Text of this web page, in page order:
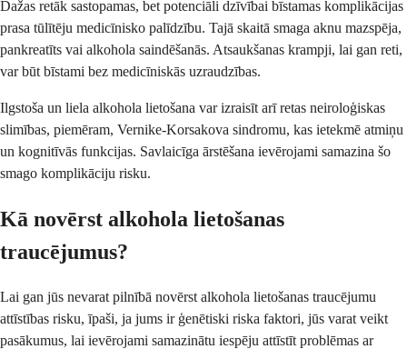
Dažas retāk sastopamas, bet potenciāli dzīvībai bīstamas komplikācijas
prasa tūlītēju medicīnisko palīdzību. Tajā skaitā smaga aknu mazspēja,
pankreatīts vai alkohola saindēšanās. Atsaukšanas krampji, lai gan reti,
var būt bīstami bez medicīniskās uzraudzības.
Ilgstoša un liela alkohola lietošana var izraisīt arī retas neiroloģiskas
slimības, piemēram, Vernike-Korsakova sindromu, kas ietekmē atmiņu
un kognitīvās funkcijas. Savlaicīga ārstēšana ievērojami samazina šo
smago komplikāciju risku.
Kā novērst alkohola lietošanas
traucējumus?
Lai gan jūs nevarat pilnībā novērst alkohola lietošanas traucējumu
attīstības risku, īpaši, ja jums ir ģenētiski riska faktori, jūs varat veikt
pasākumus, lai ievērojami samazinātu iespēju attīstīt problēmas ar